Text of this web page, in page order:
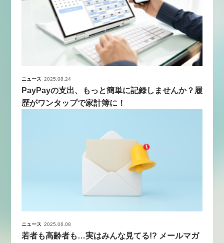
ニュース 2025.08.24
PayPayの支出、もっと簡単に記録しませんか？履
歴がワンタップで家計簿に！
ニュース 2025.06.08
若者も高齢者も…実はみんな見てる!? メールマガ